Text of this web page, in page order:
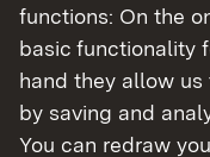
Förderberechtigt
und Förderaufruf
Landkreise,